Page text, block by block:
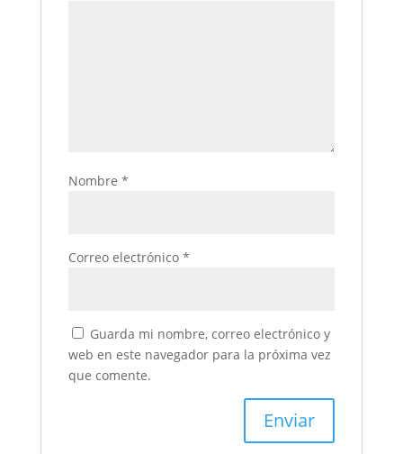
Nombre *
Correo electrónico *
Guarda mi nombre, correo electrónico y
web en este navegador para la próxima vez
que comente.